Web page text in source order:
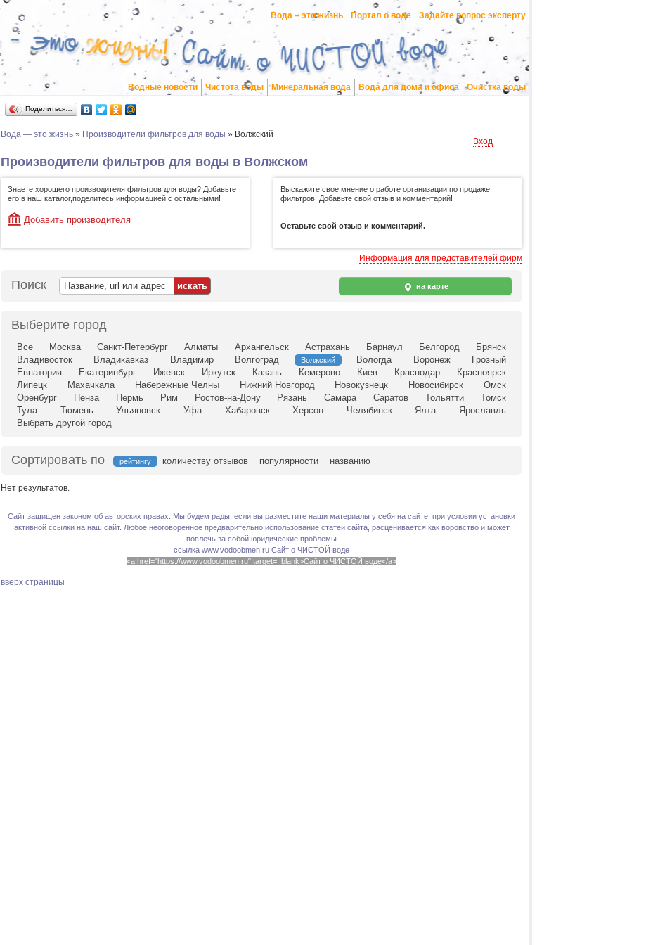
Вода – это жизнь Портал о воде Задайте вопрос эксперту
Водные новости Чистота воды Минеральная вода Вода для дома и офиса Очистка воды
Поделиться…
Вода — это жизнь » Производители фильтров для воды » Волжский
Вход
Производители фильтров для воды в Волжском
Знаете хорошего производителя фильтров для воды? Добавьте
его в наш каталог,поделитесь информацией с остальными!
Добавить производителя
Выскажите свое мнение о работе организации по продаже
фильтров! Добавьте свой отзыв и комментарий!
Оставьте свой отзыв и комментарий.
Информация для представителей фирм
Поиск на карте
Выберите город
Все Москва Санкт-Петербург Алматы Архангельск Астрахань Барнаул Белгород
Брянск
Владивосток
Владикавказ Владимир Волгоград Волжский Вологда Воронеж
Грозный
Евпатория
Екатеринбург Ижевск Иркутск Казань Кемерово Киев Краснодар
Красноярск
Липецк
Махачкала Набережные Челны Нижний Новгород Новокузнецк Новосибирск
Омск
Оренбург
Пенза Пермь Рим Ростов-на-Дону Рязань Самара Саратов Тольятти
Томск
Тула
Тюмень Ульяновск Уфа Хабаровск Херсон Челябинск Ялта
Ярославль
Выбрать другой город
Сортировать по рейтингу количеству отзывов популярности названию
Нет результатов.
Сайт защищен законом об авторских правах. Мы будем рады, если вы разместите наши материалы у себя на сайте, при условии установки
активной ссылки на наш сайт. Любое неоговоренное предварительно использование статей сайта, расценивается как воровство и может
повлечь за собой юридические проблемы
ссылка www.vodoobmen.ru Сайт о ЧИСТОЙ воде
<a href="https://www.vodoobmen.ru" target=_blank>Сайт о ЧИСТОЙ воде</a>
вверх страницы